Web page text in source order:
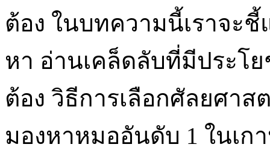
ต้อง ในบทความนี้เราจะ
หา อ่านเคล็ดลับที่มีประโ
ต้อง วิธีการเลือกศัลยศา
มองหาหมออันดับ 1 ในเก